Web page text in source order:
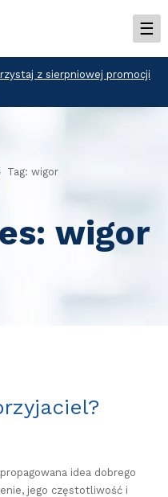
z sierpniowej promocji
Tag: wigor
wigor
idea dobrego
jego częstotliwość i